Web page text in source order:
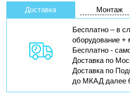
Доставка Монтаж
Бесплатно – в
оборудование +
Бесплатно -
Доставка по
Доставка по
до МКАД далее